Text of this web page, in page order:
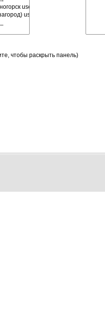
чтобы раскрыть панель)